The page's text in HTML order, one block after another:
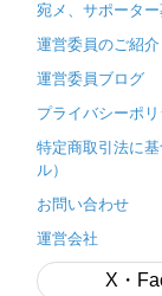
宛メ、サポーター
運営委員のご紹介
運営委員ブログ
プライバシーポ
特定商取引法に
ル）
お問い合わせ
運営会社
X・